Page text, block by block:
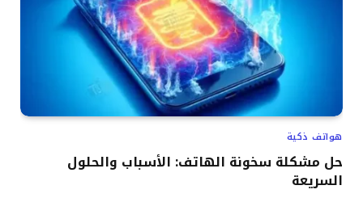
هواتف ذكية
حل مشكلة سخونة الهاتف: الأسباب والحلول
السريعة